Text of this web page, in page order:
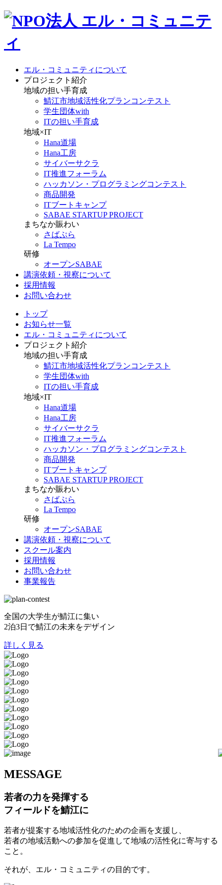
エル・コミュニティについて
プロジェクト紹介
地域の担い手育成
鯖江市地域活性化プランコンテスト
学生団体with
ITの担い手育成
地域×IT
Hana道場
Hana工房
サイバーサクラ
IT推進フォーラム
ハッカソン・プログラミングコンテスト
商品開発
ITブートキャンプ
SABAE STARTUP PROJECT
まちなか賑わい
さばぷら
La Tempo
研修
オープンSABAE
講演依頼・視察について
採用情報
お問い合わせ
トップ
お知らせ一覧
エル・コミュニティについて
プロジェクト紹介
地域の担い手育成
鯖江市地域活性化プランコンテスト
学生団体with
ITの担い手育成
地域×IT
Hana道場
Hana工房
サイバーサクラ
IT推進フォーラム
ハッカソン・プログラミングコンテスト
商品開発
ITブートキャンプ
SABAE STARTUP PROJECT
まちなか賑わい
さばぷら
La Tempo
研修
オープンSABAE
講演依頼・視察について
スクール案内
採用情報
お問い合わせ
事業報告
全国の大学生が鯖江に集い
2泊3日で鯖江の未来をデザイン
詳しく見る
MESSAGE
若者の力を発揮する
フィールドを鯖江に
若者が提案する地域活性化のための企画を支援し、
若者の地域活動への参加を促進して地域の活性化に寄与する
こと。
それが、エル・コミュニティの目的です。